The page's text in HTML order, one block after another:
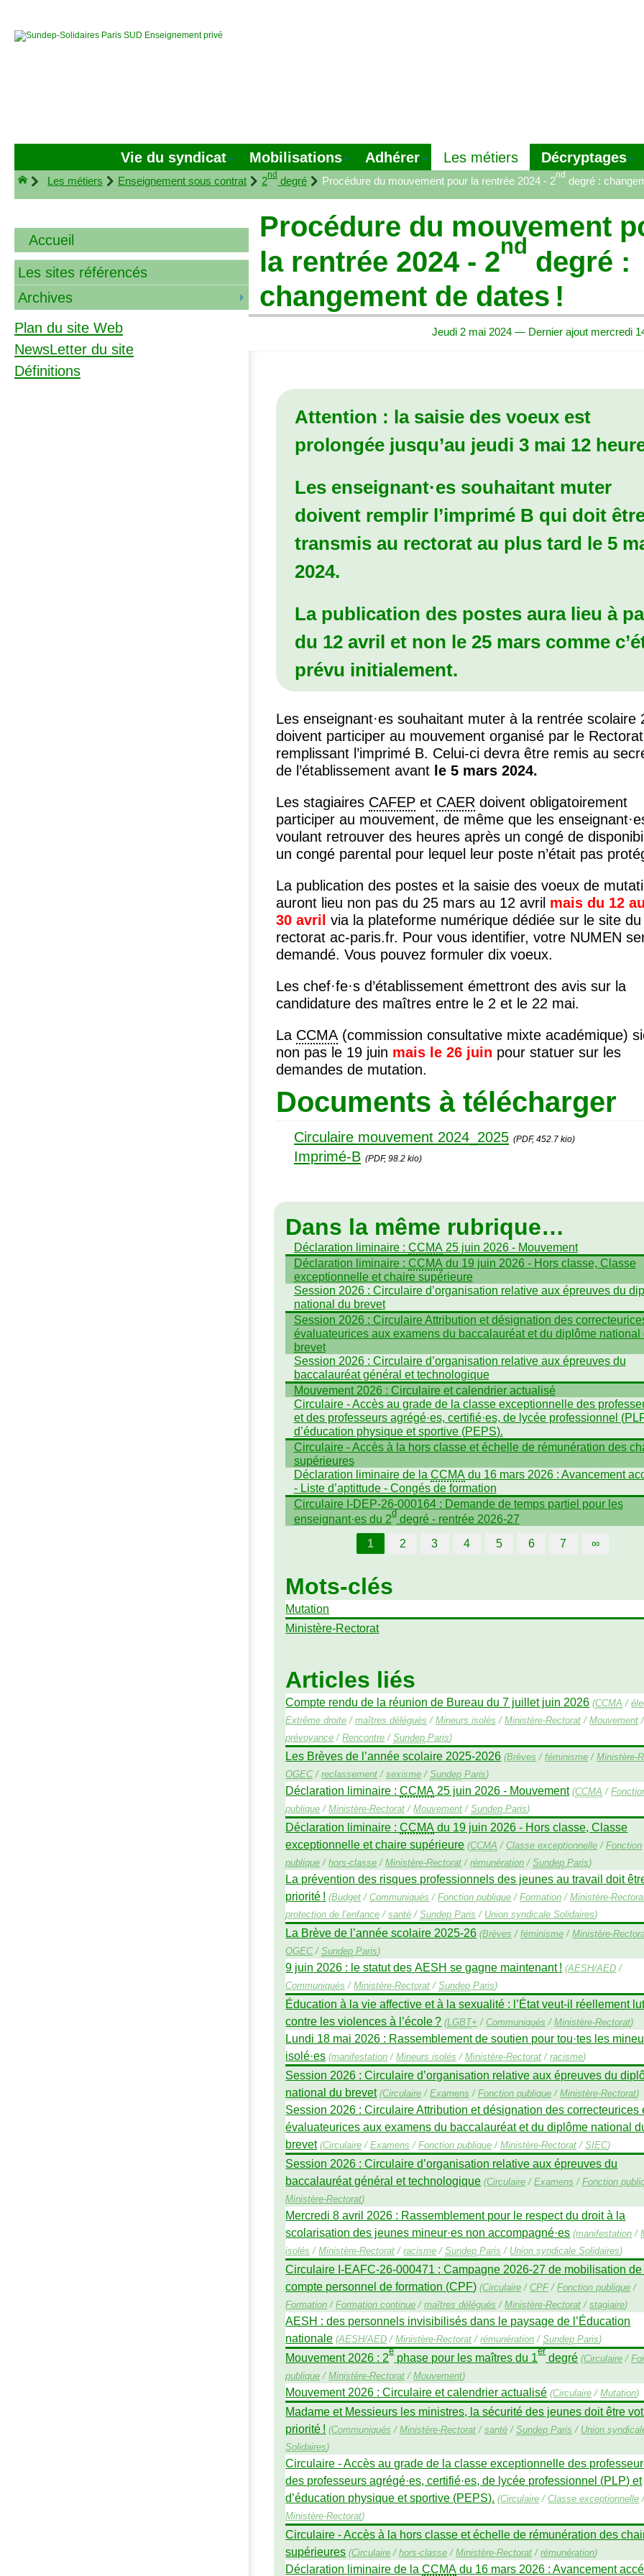
Vie du syndicat Mobilisations Adhérer Les métiers Décryptages
Les métiers Enseignement sous contrat 2
nd
degré Procédure du mouvement pour la rentrée 2024 - 2
nd
degré :
Procédure du mouvement
la rentrée 2024 - 2nd degré :
changement de dates !
Jeudi 2 mai 2024 — Dernier ajout mercredi
Attention : la saisie des voeux est
prolongée jusqu’au jeudi 3 mai 12
Les enseignant·es souhaitant muter
doivent remplir l’imprimé B qui doit
transmis au rectorat au plus tard le 5
2024.
La publication des postes aura lieu à
du 12 avril et non le 25 mars comme
prévu initialement.
Les enseignant·es souhaitant muter à la rentrée scolaire
doivent participer au mouvement organisé par le
remplissant l’imprimé B. Celui-ci devra être remis au
de l’établissement avant le 5 mars 2024.
Les stagiaires CAFEP et CAER doivent obligatoirement
participer au mouvement, de même que les enseignant·
voulant retrouver des heures après un congé de
un congé parental pour lequel leur poste n’était pas
La publication des postes et la saisie des voeux de
auront lieu non pas du 25 mars au 12 avril mais du 12 au
30 avril via la plateforme numérique dédiée sur le site du
rectorat ac-paris.fr. Pour vous identifier, votre NUMEN
demandé. Vous pouvez formuler dix voeux.
Les chef·fe·s d’établissement émettront des avis sur la
candidature des maîtres entre le 2 et le 22 mai.
La CCMA (commission consultative mixte académique)
non pas le 19 juin mais le 26 juin pour statuer sur les
demandes de mutation.
Documents à télécharger
Circulaire mouvement 2024_2025 (PDF, 452.7 kio)
Imprimé-B (PDF, 98.2 kio)
Dans la même rubrique…
Déclaration liminaire : CCMA 25 juin 2026 - Mouvement
Déclaration liminaire : CCMA du 19 juin 2026 - Hors classe, Classe
exceptionnelle et chaire supérieure
Session 2026 : Circulaire d’organisation relative aux épreuves du
national du brevet
Session 2026 : Circulaire Attribution et désignation des
évaluateurices aux examens du baccalauréat et du diplôme national
brevet
Session 2026 : Circulaire d’organisation relative aux épreuves du
baccalauréat général et technologique
Mouvement 2026 : Circulaire et calendrier actualisé
Circulaire - Accès au grade de la classe exceptionnelle des
et des professeurs agrégé·es, certifié·es, de lycée professionnel (
d’éducation physique et sportive (PEPS).
Circulaire - Accès à la hors classe et échelle de rémunération des
supérieures
Déclaration liminaire de la CCMA du 16 mars 2026 : Avancement
- Liste d’aptittude - Congés de formation
Circulaire I-DEP-26-000164 : Demande de temps partiel pour les
enseignant·es du 2ddegré - rentrée 2026-27
1
2 3 4 5 6 7 ∞
Mots-clés
Mutation
Ministère-Rectorat
Articles liés
Compte rendu de la réunion de Bureau du 7 juillet juin 2026 (CCMA /
Extrême droite /maîtres délégués /Mineurs isolés /Ministère-Rectorat /Mouvement /
prévoyance /Rencontre /Sundep Paris)
Les Brèves de l’année scolaire 2025-2026 (Brèves /féminisme /Ministère-
OGEC /reclassement /sexisme /Sundep Paris)
Déclaration liminaire :CCMA 25 juin 2026 - Mouvement (CCMA /
publique /Ministère-Rectorat /Mouvement /Sundep Paris)
Déclaration liminaire :CCMA du 19 juin 2026 - Hors classe, Classe
exceptionnelle et chaire supérieure (CCMA /Classe exceptionnelle /Fonction
publique /hors-classe /Ministère-Rectorat /rémunération /Sundep Paris)
La prévention des risques professionnels des jeunes au travail doit
priorité ! (Budget /Communiqués /Fonction publique /Formation /Ministère-
protection de l’enfance /santé /Sundep Paris / Union syndicale Solidaires)
La Brève de l’année scolaire 2025-26 (Brèves /féminisme /Ministère-
OGEC /Sundep Paris)
9 juin 2026 : le statut des AESH se gagne maintenant ! (AESH/AED /
Communiqués /Ministère-Rectorat /Sundep Paris)
Éducation à la vie affective et à la sexualité : l’État veut-il réellement
contre les violences à l’école? (LGBT+ /Communiqués /Ministère-Rectorat)
Lundi 18 mai 2026 : Rassemblement de soutien pour tou·tes les
isolé·es (manifestation /Mineurs isolés /Ministère-Rectorat /racisme)
Session 2026 : Circulaire d’organisation relative aux épreuves du
national du brevet (Circulaire /Examens /Fonction publique /Ministère-Rectorat)
Session 2026 : Circulaire Attribution et désignation des correcteurices
évaluateurices aux examens du baccalauréat et du diplôme national
brevet (Circulaire /Examens /Fonction publique /Ministère-Rectorat /SIEC)
Session 2026 : Circulaire d’organisation relative aux épreuves du
baccalauréat général et technologique (Circulaire /Examens /Fonction
Ministère-Rectorat)
Mercredi 8 avril 2026 : Rassemblement pour le respect du droit à la
scolarisation des jeunes mineur·es non accompagné·es (manifestation /
isolés /Ministère-Rectorat /racisme /Sundep Paris / Union syndicale Solidaires)
Circulaire I-EAFC-26-000471 : Campagne 2026-27 de mobilisation de
compte personnel de formation (CPF) (Circulaire /CPF/Fonction publique /
Formation /Formation continue /maîtres délégués /Ministère-Rectorat /stagiaire)
AESH : des personnels invisibilisés dans le paysage de l’Éducation
nationale (AESH/AED /Ministère-Rectorat /rémunération /Sundep Paris)
Mouvement 2026 : 2ephase pour les maîtres du 1erdegré (Circulaire /
publique /Ministère-Rectorat /Mouvement)
Mouvement 2026 : Circulaire et calendrier actualisé (Circulaire /Mutation)
Madame et Messieurs les ministres, la sécurité des jeunes doit être
priorité ! (Communiqués /Ministère-Rectorat /santé /Sundep Paris / Union
Solidaires)
Circulaire - Accès au grade de la classe exceptionnelle des
des professeurs agrégé·es, certifié·es, de lycée professionnel (PLP) et
d’éducation physique et sportive (PEPS). (Circulaire /Classe exceptionnelle
Ministère-Rectorat)
Circulaire - Accès à la hors classe et échelle de rémunération des
supérieures (Circulaire /hors-classe /Ministère-Rectorat /rémunération)
Déclaration liminaire de laCCMA du 16 mars 2026 : Avancement
Accueil
Les sites référencés
Archives
Plan du site Web
NewsLetter du site
Définitions